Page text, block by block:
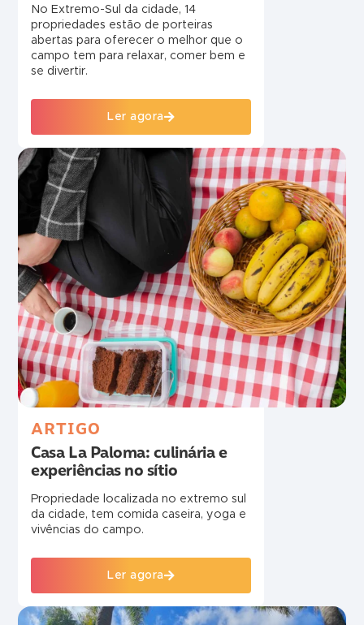
No Extremo-Sul da cidade, 14
propriedades estão de porteiras
abertas para oferecer o melhor que o
campo tem para relaxar, comer bem e
se divertir.
Ler agora
ARTIGO
Casa La Paloma: culinária e
experiências no sítio
Propriedade localizada no extremo sul
da cidade, tem comida caseira, yoga e
vivências do campo.
Ler agora